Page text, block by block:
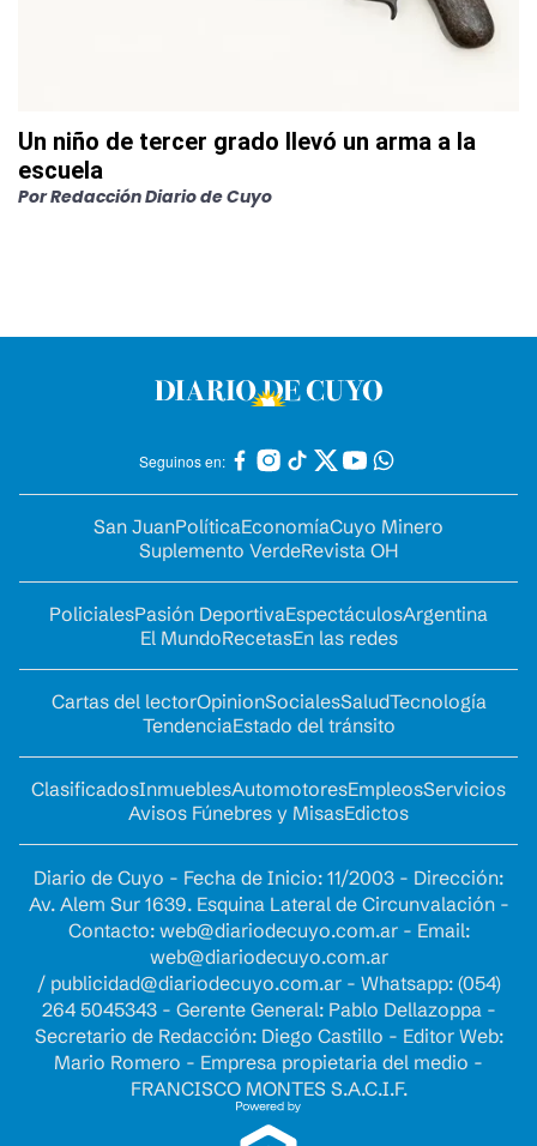
Un niño de tercer grado llevó un arma a la
escuela
PorRedacción Diario de Cuyo
Seguinos en:
San JuanPolíticaEconomíaCuyo Minero
Suplemento VerdeRevista OH
PolicialesPasión DeportivaEspectáculosArgentina
El MundoRecetasEn las redes
Cartas del lectorOpinionSocialesSaludTecnología
TendenciaEstado del tránsito
ClasificadosInmueblesAutomotoresEmpleosServicios
Avisos Fúnebres y MisasEdictos
Diario de Cuyo - Fecha de Inicio: 11/2003 - Dirección:
Av. Alem Sur 1639. Esquina Lateral de Circunvalación -
Contacto: web@diariodecuyo.com.ar- Email:
web@diariodecuyo.com.ar
/ publicidad@diariodecuyo.com.ar- Whatsapp: (054)
264 5045343 - Gerente General: Pablo Dellazoppa -
Secretario de Redacción: Diego Castillo - Editor Web:
Mario Romero - Empresa propietaria del medio -
FRANCISCO MONTES S.A.C.I.F.